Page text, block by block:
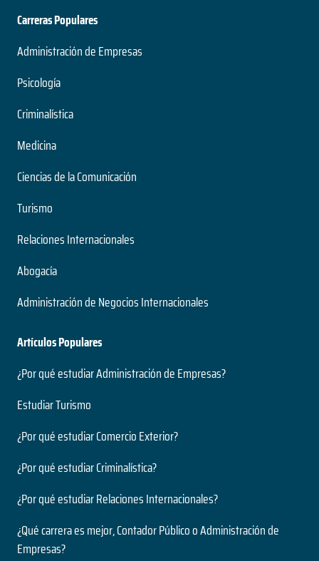
Carreras Populares
Administración de Empresas
Psicología
Criminalística
Medicina
Ciencias de la Comunicación
Turismo
Relaciones Internacionales
Abogacía
Administración de Negocios Internacionales
Artículos Populares
¿Por qué estudiar Administración de Empresas?
Estudiar Turismo
¿Por qué estudiar Comercio Exterior?
¿Por qué estudiar Criminalística?
¿Por qué estudiar Relaciones Internacionales?
¿Qué carrera es mejor, Contador Público o Administración de
Empresas?